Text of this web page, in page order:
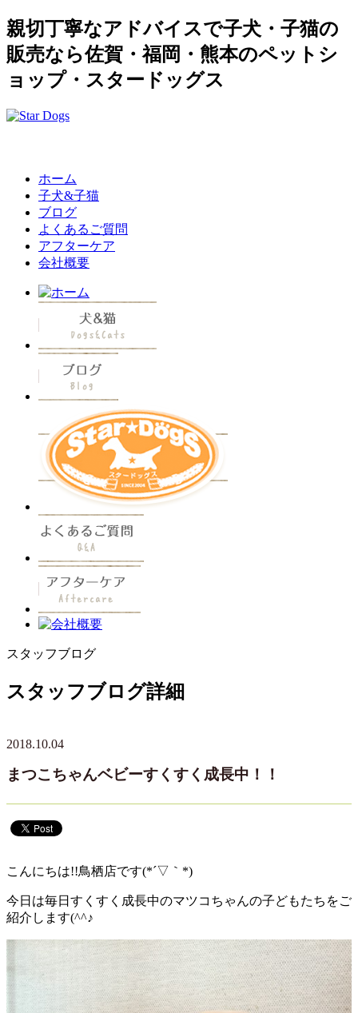
親切丁寧なアドバイスで子犬・子猫の
販売なら佐賀・福岡・熊本のペットシ
ョップ・スタードッグス
ホーム
子犬&子猫
ブログ
よくあるご質問
アフターケア
会社概要
スタッフブログ
スタッフブログ詳細
2018.10.04
まつこちゃんベビーすくすく成長中！！
こんにちは!!鳥栖店です(*´▽｀*)
今日は毎日すくすく成長中のマツコちゃんの子どもたちをご
紹介します(^^♪